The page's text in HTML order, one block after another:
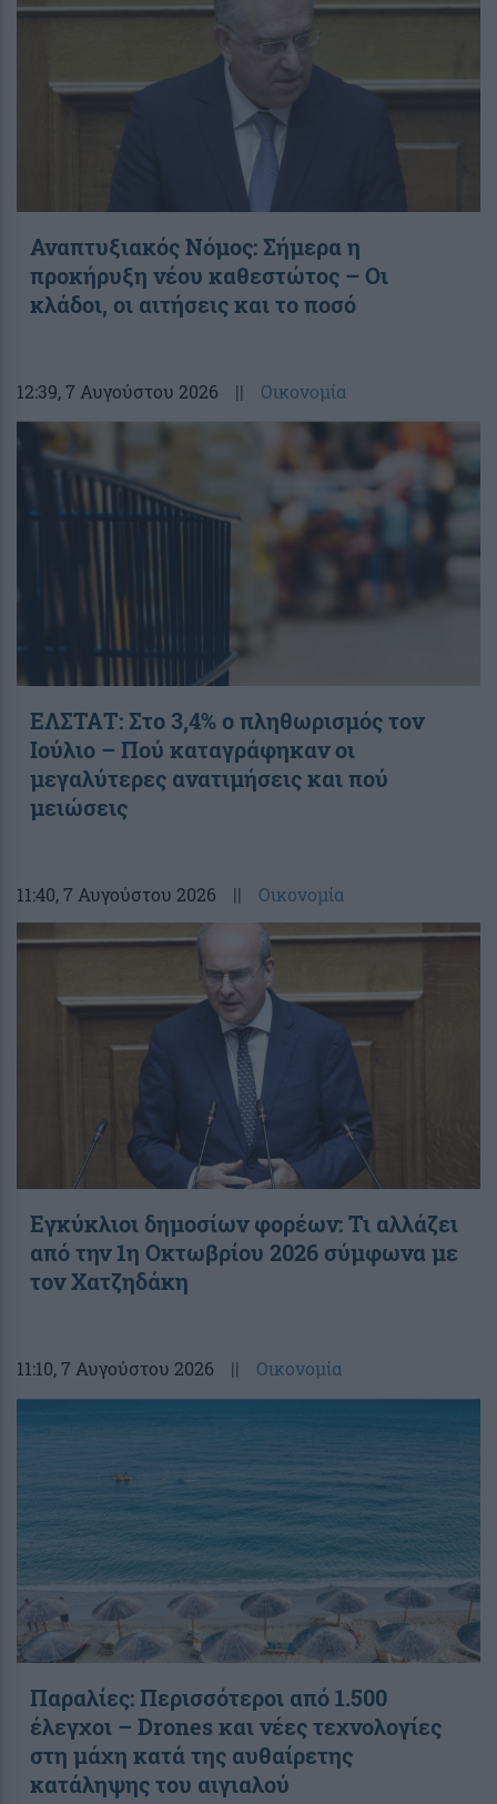
Αναπτυξιακός Νόμος: Σήμερα η
προκήρυξη νέου καθεστώτος – Οι
κλάδοι, οι αιτήσεις και το ποσό
12:39, 7 Αυγούστου 2026 || Οικονομία
ΕΛΣΤΑΤ: Στο 3,4% ο πληθωρισμός τον
Ιούλιο – Πού καταγράφηκαν οι
μεγαλύτερες ανατιμήσεις και πού
μειώσεις
11:40, 7 Αυγούστου 2026 || Οικονομία
Εγκύκλιοι δημοσίων φορέων: Τι αλλάζει
από την 1η Οκτωβρίου 2026 σύμφωνα με
τον Χατζηδάκη
11:10, 7 Αυγούστου 2026 || Οικονομία
Παραλίες: Περισσότεροι από 1.500
έλεγχοι – Drones και νέες τεχνολογίες
στη μάχη κατά της αυθαίρετης
κατάληψης του αιγιαλού